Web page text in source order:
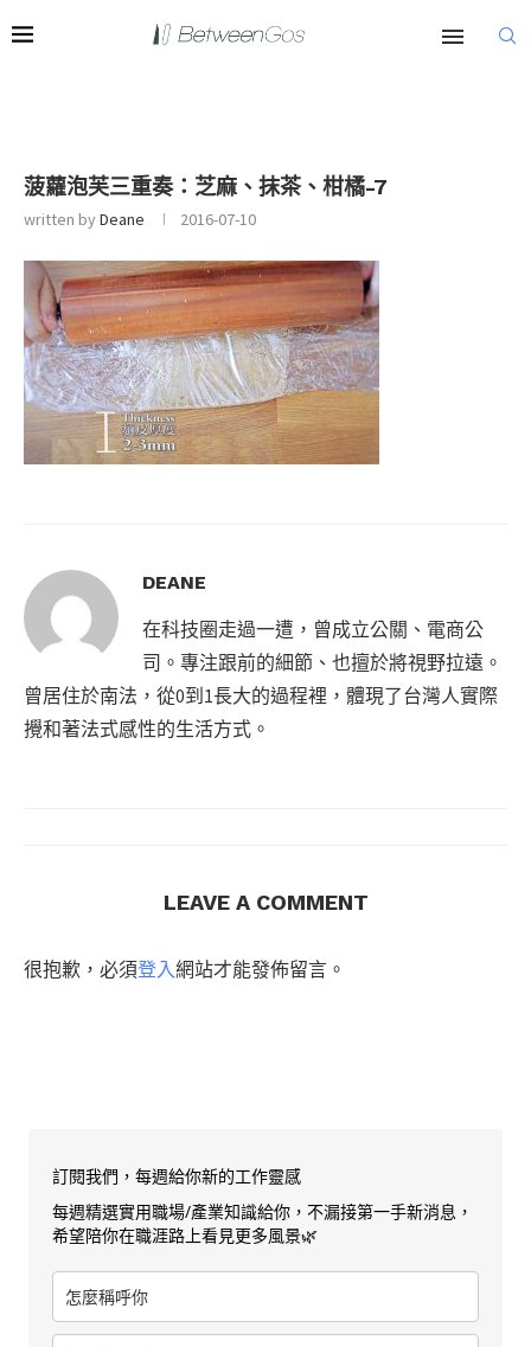
菠蘿泡芙三重奏：芝麻、抹茶、柑橘-7
written byDeane 2016-07-10
DEANE
在科技圈走過一遭，曾成立公關、電商公
司。專注跟前的細節、也擅於將視野拉遠。
曾居住於南法，從0到1長大的過程裡，體現了台灣人實際
攪和著法式感性的生活方式。
LEAVE A COMMENT
很抱歉，必須登入網站才能發佈留言。
訂閱我們，每週給你新的工作靈感
每週精選實用職場/產業知識給你，不漏接第一手新消息，
希望陪你在職涯路上看見更多風景🌿